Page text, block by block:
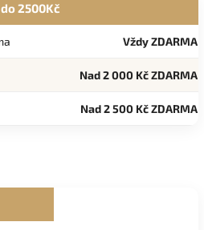
2500Kč
Vždy ZDARMA
Nad 2 000 Kč ZDARMA
Nad 2 500 Kč ZDARMA